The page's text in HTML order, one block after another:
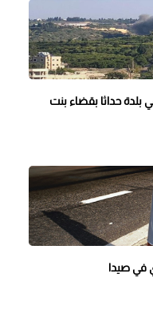
بلدة حداثا بقضاء بنت
في صيدا